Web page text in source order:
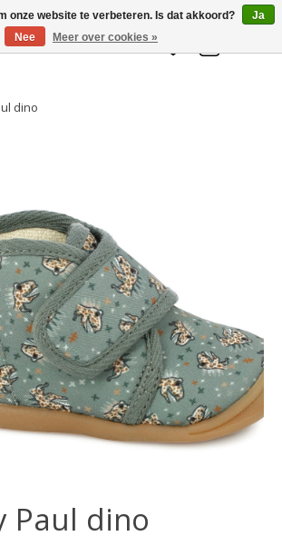
KAT
Verlanglijst
dino
Paul dino
onze website te verbeteren. Is dat akkoord?
Ja
Nee
Meer over cookies »